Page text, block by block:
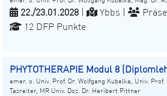
22./23.01.2028 Ybbs |
12 DFP Punkte
PHYTOTHERAPIE Modul 8
emer. o. Univ. Prof. Dr. Wolfgang Kubelka, Univ. Prof.
Tazreiter, MR Univ. Doz. Dr. Heribert Pittner